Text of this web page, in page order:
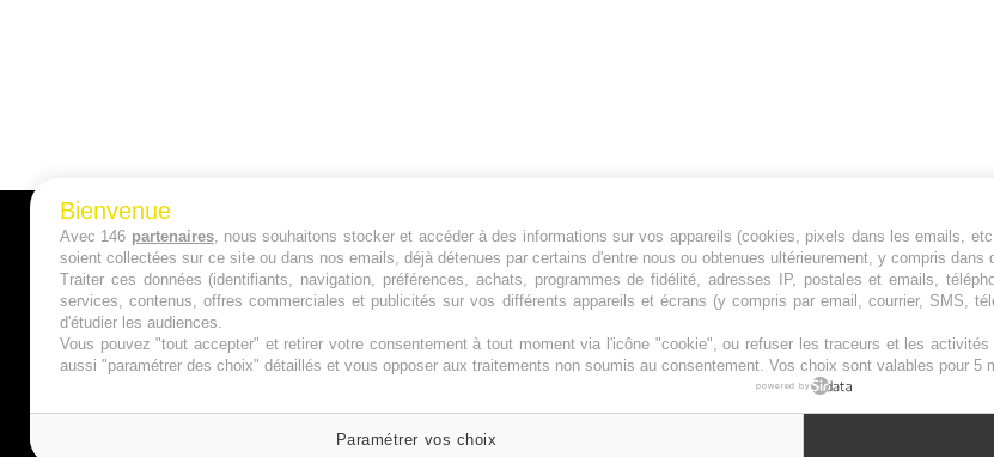
A PROPOS
Qui sommes nous ?
Mentions Légales
Politique de Cookies
Jeunesfooteux est un média sportif qui
principalement de l'actualité de la Ligue
des grosses actualités de la Ligue 2 et
Plan du site | Syndication |Powered by
Bienvenue
Avec 146 partenaires, nous souhaitons stocker et accéder à des informations sur vos appareils (cookies, pixels dans les emails,
soient collectées sur ce site ou dans nos emails, déjà détenues par certains d'entre nous ou obtenues ultérieurement, y compris dans
Traiter ces données (identifiants, navigation, préférences, achats, programmes de fidélité, adresses IP, postales et emails,
services, contenus, offres commerciales et publicités sur vos différents appareils et écrans (y compris par email, courrier, SMS,
d'étudier les audiences.
Vous pouvez "tout accepter" et retirer votre consentement à tout moment via l'icône "cookie", ou refuser les traceurs et les
aussi "paramétrer des choix" détaillés et vous opposer aux traitements non soumis au consentement. Vos choix sont valables pour 5
powered by
Paramétrer vos choix